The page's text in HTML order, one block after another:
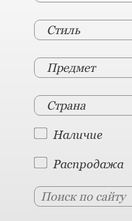
Стиль
Предмет
Страна
Наличие
Распродажа